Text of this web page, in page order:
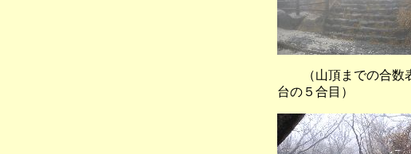
（山頂までの
台の５合目）